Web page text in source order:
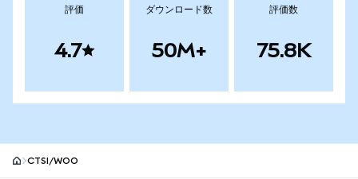
評価
4.7
ダウンロード数
50M+
評価数
75.8K
CTSI/WOO